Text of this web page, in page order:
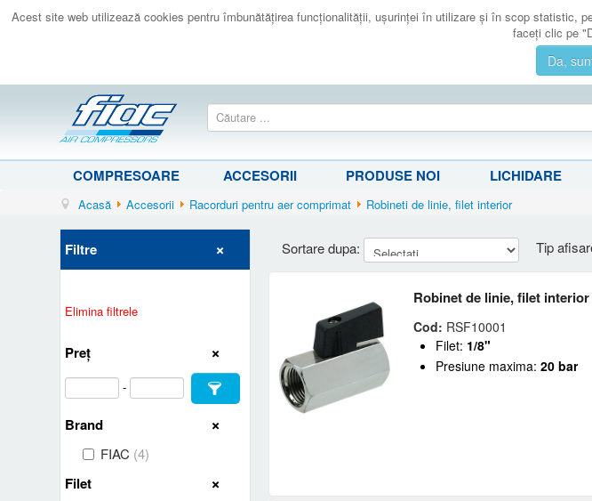
Acest site web utilizează cookies pentru îmbunătăţirea funcţionalităţii, uşurinţei în utilizare şi în scop statistic,
faceţi clic pe
Da,
COMPRESOARE ACCESORII PRODUSE NOI LICHIDARE
Acasă Accesorii Racorduri pentru aer comprimat Robineti de linie, filet interior
Filtre
Elimina filtrele
Preț
-
Brand
FIAC (4)
Filet
Sortare dupa: Tip
Robinet de linie, filet
Cod: RSF10001
Filet: 1/8"
Presiune maxima:20 bar